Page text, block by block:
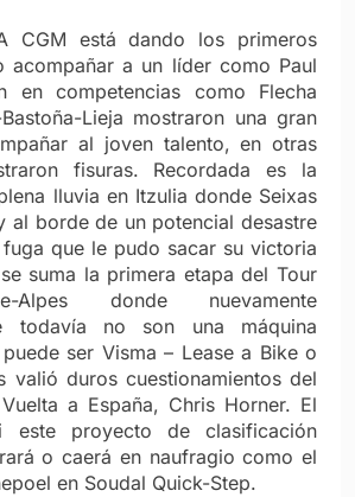
CGM está dando los primeros
acompañar a un líder como Paul
en competencias como Flecha
Lieja mostraron una gran
al joven talento, en otras
fisuras. Recordada es la
lluvia en Itzulia donde Seixas
al borde de un potencial desastre
que le pudo sacar su victoria
suma la primera etapa del Tour
Alpes donde nuevamente
todavía no son una máquina
ser Visma – Lease a Bike o
valió duros cuestionamientos del
a España, Chris Horner. El
este proyecto de clasificación
o caerá en naufragio como el
en Soudal Quick-Step.